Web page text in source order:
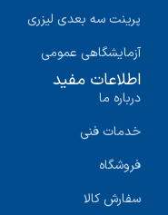
پرینت سه‌ بعدی لیزری
آزمایشگاهی عمومی
اطلاعات مفید
درباره ما
خدمات فنی
فروشگاه
سفارش کالا